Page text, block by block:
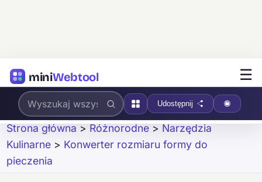
miniWebtool ☰
Udostępnij
Strona główna > Różnorodne > Narzędzia
Kulinarne > Konwerter rozmiaru formy do
pieczenia